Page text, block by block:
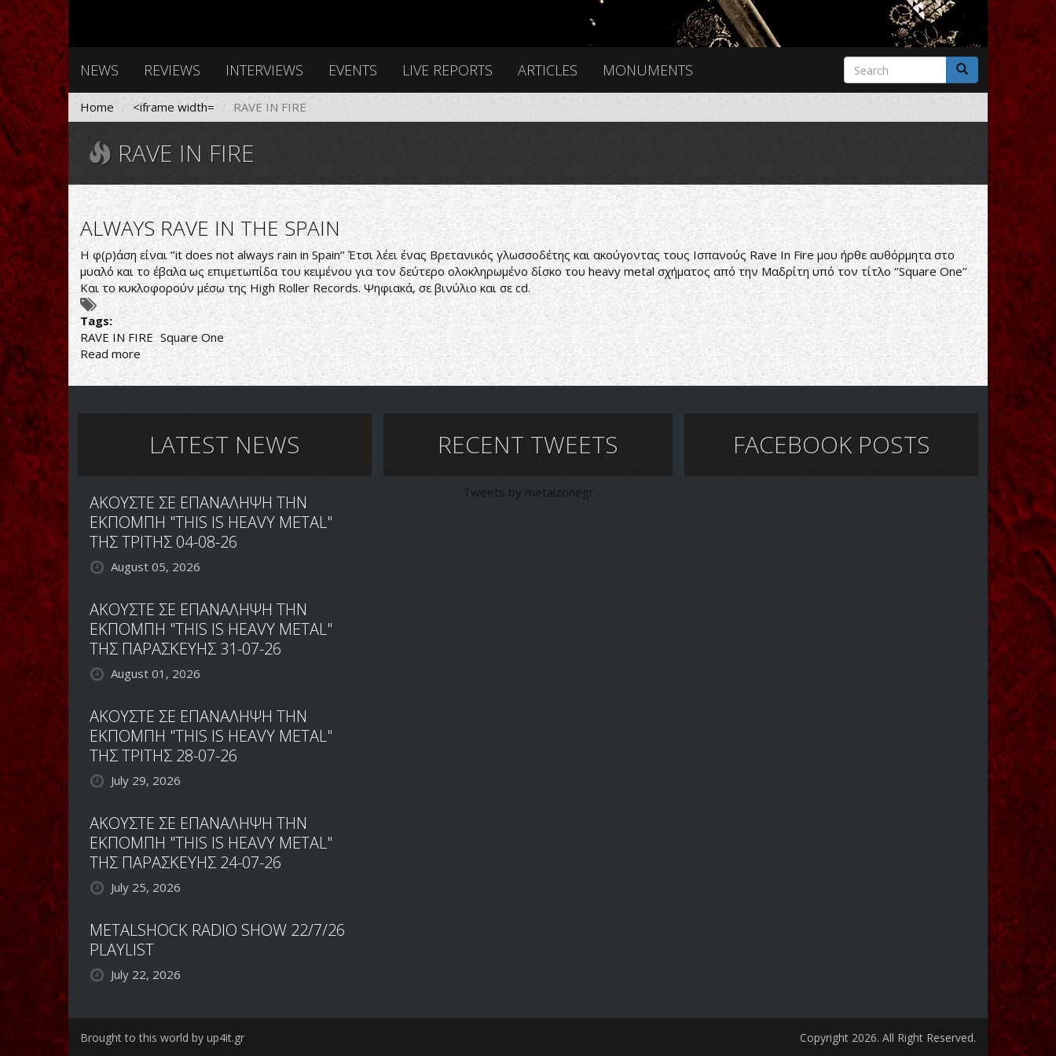
NEWS REVIEWS INTERVIEWS EVENTS LIVE REPORTS ARTICLES MONUMENTS
Search
form
Search
Home <iframe width= RAVE IN FIRE
RAVE IN FIRE
ALWAYS RAVE IN THE SPAIN
Η φ(ρ)άση είναι ‘’it does not always rain in Spain’’ Έτσι λέει ένας Βρετανικός γλωσσοδέτης και ακούγοντας τους Ισπανούς Rave In Fire μου ήρθε αυθόρμητα στο
μυαλό και το έβαλα ως επιμετωπίδα του κειμένου για τον δεύτερο ολοκληρωμένο δίσκο του heavy metal σχήματος από την Μαδρίτη υπό τον τίτλο ‘’Square One’’
Και το κυκλοφορούν μέσω της High Roller Records. Ψηφιακά, σε βινύλιο και σε cd.
Tags:
RAVE IN FIRE Square One
Read more about
ALWAYS
RAVE
SPAIN
LATEST NEWS
ΑΚΟΥΣΤΕ ΣΕ ΕΠΑΝΑΛΗΨΗ ΤΗΝ
ΕΚΠΟΜΠΗ "THIS IS HEAVY METAL"
ΤΗΣ ΤΡΙΤΗΣ 04-08-26
August 05, 2026
ΑΚΟΥΣΤΕ ΣΕ ΕΠΑΝΑΛΗΨΗ ΤΗΝ
ΕΚΠΟΜΠΗ "THIS IS HEAVY METAL"
ΤΗΣ ΠΑΡΑΣΚΕΥΗΣ 31-07-26
August 01, 2026
ΑΚΟΥΣΤΕ ΣΕ ΕΠΑΝΑΛΗΨΗ ΤΗΝ
ΕΚΠΟΜΠΗ "THIS IS HEAVY METAL"
ΤΗΣ ΤΡΙΤΗΣ 28-07-26
July 29, 2026
ΑΚΟΥΣΤΕ ΣΕ ΕΠΑΝΑΛΗΨΗ ΤΗΝ
ΕΚΠΟΜΠΗ "THIS IS HEAVY METAL"
ΤΗΣ ΠΑΡΑΣΚΕΥΗΣ 24-07-26
July 25, 2026
METALSHOCK RADIO SHOW 22/7/26
PLAYLIST
July 22, 2026
RECENT TWEETS
Tweets by metalzonegr
FACEBOOK POSTS
Brought to this world by up4it.gr Copyright 2026. All Right Reserved.